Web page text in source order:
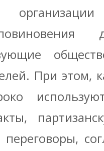
При этом,
акты,